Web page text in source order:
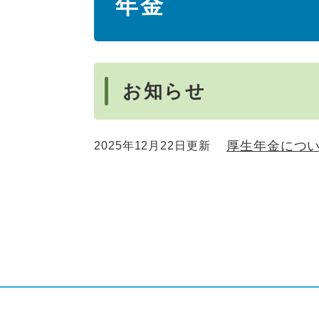
年金
お知らせ
2025年12月22日更新 厚生年金につ